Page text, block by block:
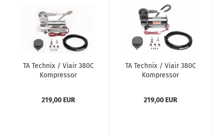
TA Tech­nix / Viair 380C
Kom­pres­sor
219,00 EUR
TA Tech­nix / Viair 380C
Kom­pres­sor
219,00 EUR